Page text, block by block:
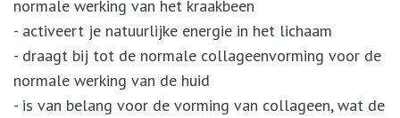
normale werking van het kraakbeen
- activeert je natuurlijke energie in het lichaam
- draagt bij tot de normale collageenvorming voor de
normale werking van de huid
- is van belang voor de vorming van collageen, wat de